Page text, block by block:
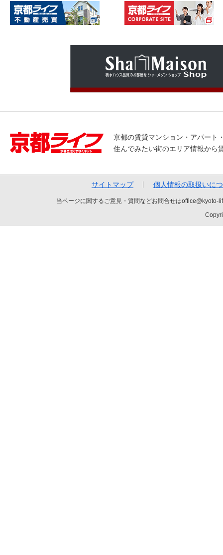
京都の賃貸マンション・アパート
住んでみたい街のエリア情報から
サイトマップ 個人情報の取扱いに
当ページに関するご意見・質問などお問合せは